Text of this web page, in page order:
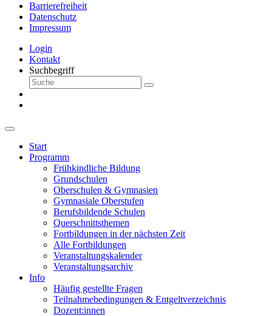
Barrierefreiheit
Datenschutz
Impressum
Login
Kontakt
Suchbegriff
Start
Programm
Frühkindliche Bildung
Grundschulen
Oberschulen & Gymnasien
Gymnasiale Oberstufen
Berufsbildende Schulen
Querschnittsthemen
Fortbildungen in der nächsten Zeit
Alle Fortbildungen
Veranstaltungskalender
Veranstaltungsarchiv
Info
Häufig gestellte Fragen
Teilnahmebedingungen & Entgeltverzeichnis
Dozent:innen